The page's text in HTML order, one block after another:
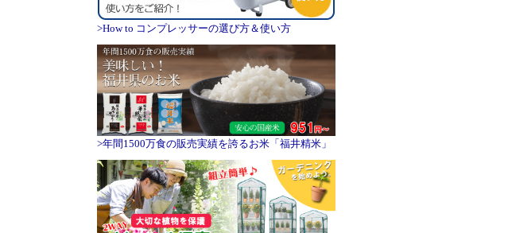
>How to コンプレッサーの選び方＆使い方
>年間1500万食の販売実績を誇るお米「福井精米」